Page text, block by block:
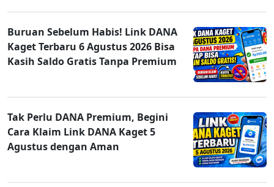
Buruan Sebelum Habis! Link DANA
Kaget Terbaru 6 Agustus 2026 Bisa
Kasih Saldo Gratis Tanpa Premium
Tak Perlu DANA Premium, Begini
Cara Klaim Link DANA Kaget 5
Agustus dengan Aman